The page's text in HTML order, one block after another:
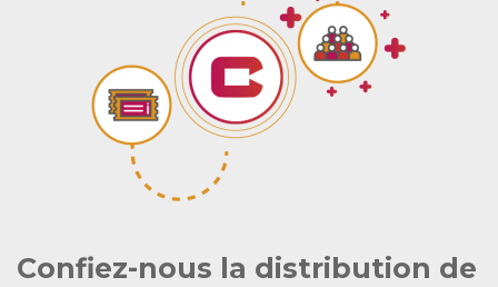
Confiez-nous la distribution de